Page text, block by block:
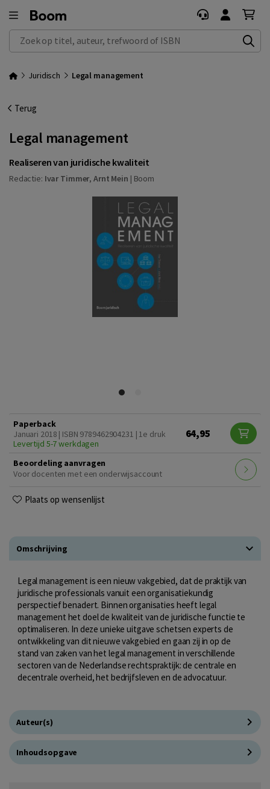
Zoek op titel, auteur, trefwoord of ISBN
Juridisch Legal management
Terug
Legal management
Realiseren van juridische kwaliteit
Redactie: Ivar Timmer,Arnt Mein | Boom
Paperback
Januari 2018 | ISBN 9789462904231 | 1e druk
Levertijd 5-7 werkdagen
64,95
Beoordeling aanvragen
Voor docenten met een onderwijsaccount
Plaats op wensenlijst
Omschrijving
Legal management is een nieuw vakgebied, dat de praktijk van
juridische professionals vanuit een organisatiekundig
perspectief benadert. Binnen organisaties heeft legal
management het doel de kwaliteit van de juridische functie te
optimaliseren. In deze unieke uitgave schetsen experts de
ontwikkeling van dit nieuwe vakgebied en gaan zij in op de
stand van zaken van het legal management in verschillende
sectoren van de Nederlandse rechtspraktijk: de centrale en
decentrale overheid, het bedrijfsleven en de advocatuur.
Auteur(s)
Inhoudsopgave